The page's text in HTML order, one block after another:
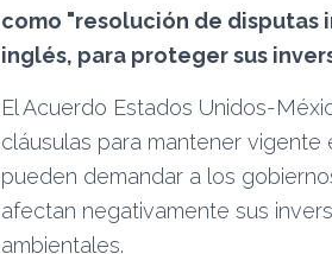
como
resolución de disputas
inglés, para proteger sus
El Acuerdo Estados Unidos-
cláusulas para mantener vigente
pueden demandar a los
afectan negativamente sus
ambientales.